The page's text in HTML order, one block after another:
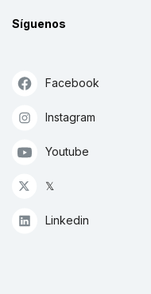
Síguenos
Facebook
Instagram
Youtube
𝕏
Linkedin